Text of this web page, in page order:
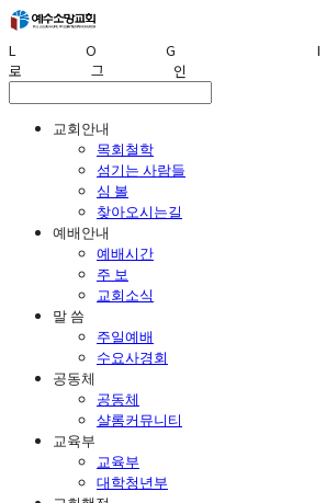
LOG
로그인
교회안내
목회철학
섬기는 사람들
심 볼
찾아오시는길
예배안내
예배시간
주 보
교회소식
말 씀
주일예배
수요사경회
공동체
공동체
샬롬커뮤니티
교육부
교육부
대학청년부